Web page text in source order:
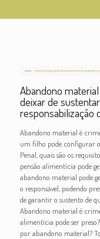
Abandono
deixar de
responsabilização
Abandono material é
um filho pode configurar
Penal, quais são os
pensão alimentícia pode
abandono material pode
o responsável, podendo
de garantir o sustento de
Abandono material é
alimentícia pode ser
por abandono material?